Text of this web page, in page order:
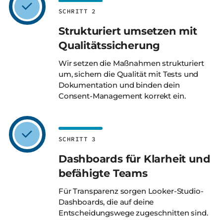
SCHRITT 2
Strukturiert umsetzen mit
Qualitäts­sicherung
Wir setzen die Maßnahmen strukturiert
um, sichern die Qualität mit Tests und
Dokumentation und binden dein
Consent-Management korrekt ein.
SCHRITT 3
Dashboards für Klarheit und
befähigte Teams
Für Transparenz sorgen Looker-Studio-
Dashboards, die auf deine
Entscheidungswege zugeschnitten sind.